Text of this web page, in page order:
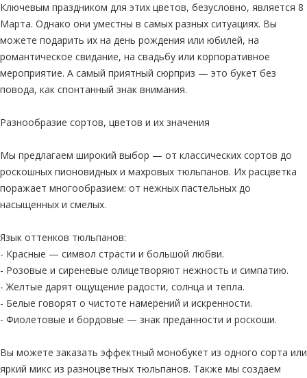
Ключевым праздником для этих цветов, безусловно, является 8
Марта. Однако они уместны в самых разных ситуациях. Вы
можете подарить их на день рождения или юбилей, на
романтическое свидание, на свадьбу или корпоративное
мероприятие. А самый приятный сюрприз — это букет без
повода, как спонтанный знак внимания.
Разнообразие сортов, цветов и их значения
Мы предлагаем широкий выбор — от классических сортов до
роскошных пионовидных и махровых тюльпанов. Их расцветка
поражает многообразием: от нежных пастельных до
насыщенных и смелых.
Язык оттенков тюльпанов:
- Красные — символ страсти и большой любви.
- Розовые и сиреневые олицетворяют нежность и симпатию.
- Желтые дарят ощущение радости, солнца и тепла.
- Белые говорят о чистоте намерений и искренности.
- Фиолетовые и бордовые — знак преданности и роскоши.
Вы можете заказать эффектный монобукет из одного сорта или
яркий микс из разноцветных тюльпанов. Также мы создаем